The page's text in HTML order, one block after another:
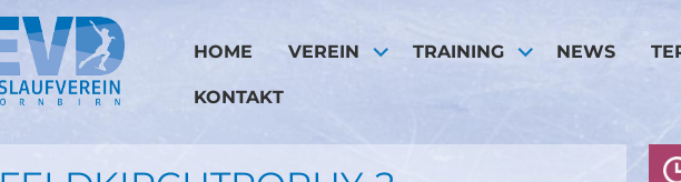
HOME VEREIN TRAINING NEWS
KONTAKT